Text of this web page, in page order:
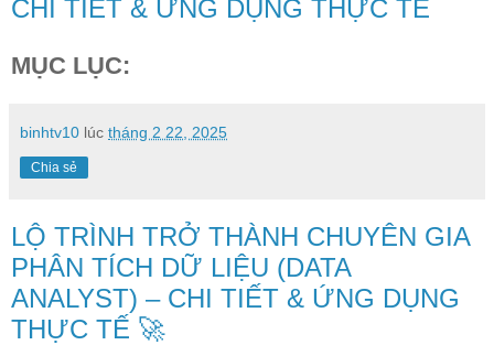
CHI TIẾT & ỨNG DỤNG THỰC TẾ
MỤC LỤC:
binhtv10 lúc tháng 2 22, 2025
Chia sẻ
LỘ TRÌNH TRỞ THÀNH CHUYÊN GIA
PHÂN TÍCH DỮ LIỆU (DATA
ANALYST) – CHI TIẾT & ỨNG DỤNG
THỰC TẾ 🚀